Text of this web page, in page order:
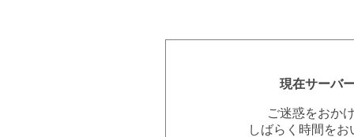
現在サーバ
ご迷惑をおか
しばらく時間を